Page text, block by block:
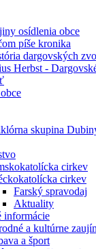
osídlenia obce
píše kronika
dargovských
Herbst -
skupina
cirkev
cirkev
Farský spravodaj
Aktuality
informácie
a kultúrne
a šport